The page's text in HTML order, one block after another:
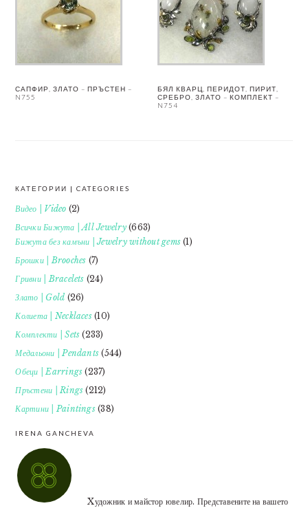
САПФИР, ЗЛАТО – ПРЪСТЕН –
N755
БЯЛ КВАРЦ, ПЕРИДОТ, ПИРИТ,
СРЕБРО, ЗЛАТО – КОМПЛЕКТ –
N754
FOOTER
КАТЕГОРИИ | CATEGORIES
Видео | Video (2)
Всички Бижута | All Jewelry(663)
Бижута без камъни | Jewelry without gems (1)
Брошки | Brooches (7)
Гривни | Bracelets (24)
Злато | Gold (26)
Колиета | Necklaces(10)
Комплекти | Sets (233)
Медальони | Pendants (544)
Обеци | Earrings (237)
Пръстени | Rings (212)
Картини | Paintings(38)
IRENA GANCHEVA
Xудожник и майстор ювелир. Представените на вашето